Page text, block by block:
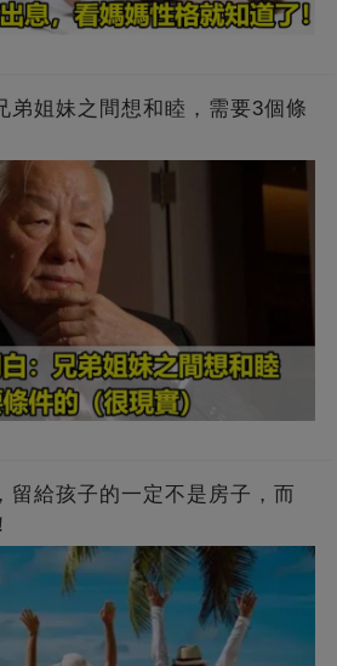
弟姐妹之間想和睦，需要3個條
留給孩子的一定不是房子，而